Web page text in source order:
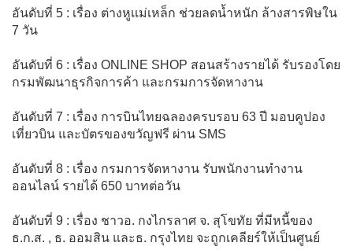
อันดับที่ 5 : เรื่อง ต่างหูเเม่เหล็ก ช่วยลดน้ำหนัก ล้างสารพิษใน
7 วัน
อันดับที่ 6 : เรื่อง ONLINE SHOP สอนสร้างรายได้ รับรองโดย
กรมพัฒนาธุรกิจการค้า และกรมการจัดหางาน
อันดับที่ 7 : เรื่อง การบินไทยฉลองครบรอบ 63 ปี มอบคูปอง
เที่ยวบิน และบัตรของขวัญฟรี ผ่าน SMS
อันดับที่ 8 : เรื่อง กรมการจัดหางาน รับพนักงานทำงาน
ออนไลน์ รายได้ 650 บาทต่อวัน
อันดับที่ 9 : เรื่อง ชาวอ. กงไกรลาศ จ. สุโขทัย ที่มีหนี้ของ
ธ.ก.ส. , ธ. ออมสิน และธ. กรุงไทย จะถูกเคลียร์ให้เป็นศูนย์